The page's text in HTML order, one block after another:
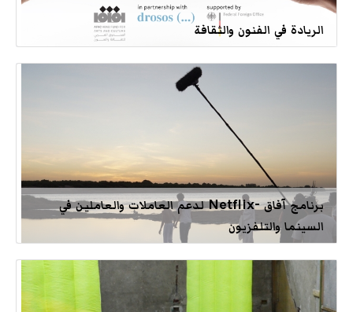
الريادة في الفنون والثقافة
برنامج آفاق -Netflix لدعم العاملات والعاملين في
السينما والتلفزيون